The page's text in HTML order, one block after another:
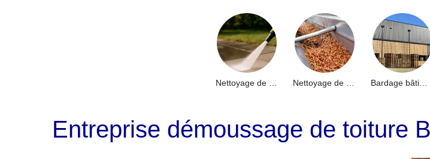
Entreprise démoussage de toiture